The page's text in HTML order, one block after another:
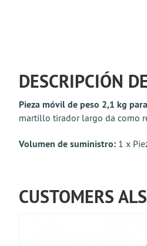
DESCRIPCIÓN
Pieza móvil de peso 2,1 kg
martillo tirador largo da como
Volumen de suministro: 1 x
CUSTOMERS